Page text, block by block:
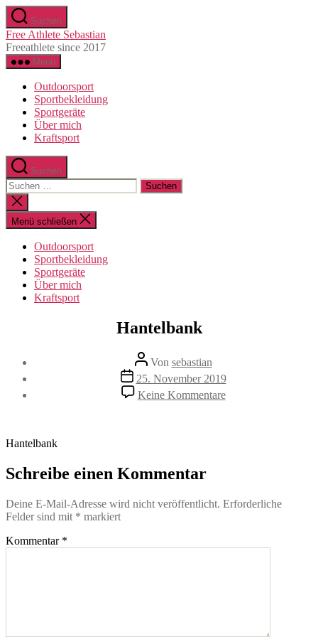
Direkt
zum
Inhalt
wechseln
Suchen
Free Athlete Sebastian
Freeathlete since 2017
Menü
Outdoorsport
Sportbekleidung
Sportgeräte
Über mich
Kraftsport
Suchen
Suche
nach:
Suche
schließen
Menü schließen
Outdoorsport
Sportbekleidung
Sportgeräte
Über mich
Kraftsport
Hantelbank
Beitragsautor
Von sebastian
Beitragsdatum
25. November 2019
Keine Kommentarezu
Hantelbank
Hantelbank
Schreibe einen Kommentar
Deine E-Mail-Adresse wird nicht veröffentlicht. Erforderliche
Felder sind mit * markiert
Kommentar *